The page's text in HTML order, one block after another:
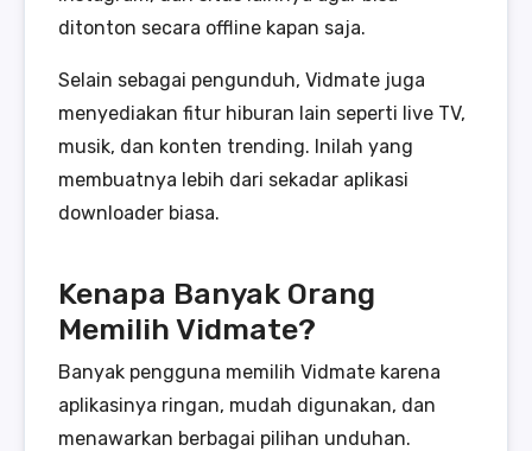
ditonton secara offline kapan saja.
Selain sebagai pengunduh, Vidmate juga
menyediakan fitur hiburan lain seperti live TV,
musik, dan konten trending. Inilah yang
membuatnya lebih dari sekadar aplikasi
downloader biasa.
Kenapa Banyak Orang
Memilih Vidmate?
Banyak pengguna memilih Vidmate karena
aplikasinya ringan, mudah digunakan, dan
menawarkan berbagai pilihan unduhan.